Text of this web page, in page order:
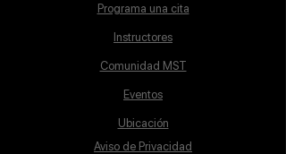
Programa una cita
Instructores
Comunidad MST
Eventos
Ubicación
Aviso de Privacidad